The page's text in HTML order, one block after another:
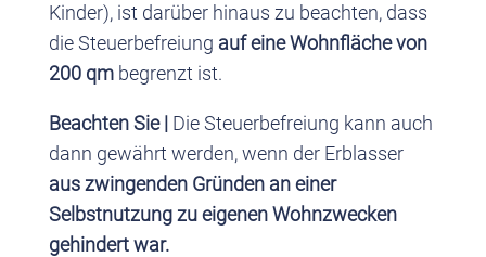
Kinder), ist darüber hinaus zu beachten, dass
die Steuerbefreiung auf eine Wohnfläche von
200 qmbegrenzt ist.
Beachten Sie | Die Steuerbefreiung kann auch
dann gewährt werden, wenn der Erblasser
aus zwingenden Gründen an einer
Selbstnutzung zu eigenen Wohnzwecken
gehindert war.